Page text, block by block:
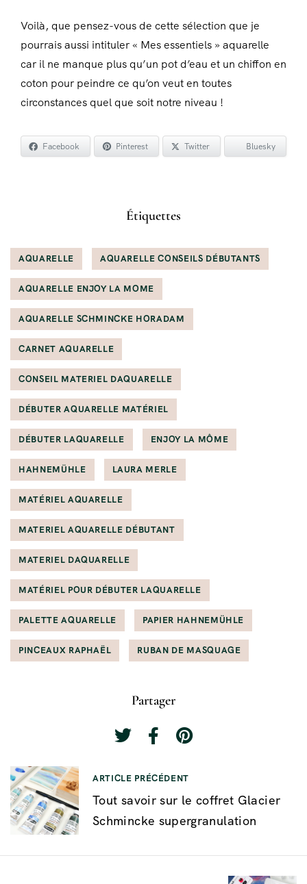
Voilà, que pensez-vous de cette sélection que je
pourrais aussi intituler « Mes essentiels » aquarelle
car il ne manque plus qu’un pot d’eau et un chiffon en
coton pour peindre ce qu’on veut en toutes
circonstances quel que soit notre niveau !
Facebook Pinterest Twitter Bluesky
Étiquettes
AQUARELLE AQUARELLE CONSEILS DÉBUTANTS
AQUARELLE ENJOY LA MOME
AQUARELLE SCHMINCKE HORADAM
CARNET AQUARELLE
CONSEIL MATERIEL DAQUARELLE
DÉBUTER AQUARELLE MATÉRIEL
DÉBUTER LAQUARELLE ENJOY LA MÔME
HAHNEMÜHLE LAURA MERLE
MATÉRIEL AQUARELLE
MATERIEL AQUARELLE DÉBUTANT
MATERIEL DAQUARELLE
MATÉRIEL POUR DÉBUTER LAQUARELLE
PALETTE AQUARELLE PAPIER HAHNEMÜHLE
PINCEAUX RAPHAËL RUBAN DE MASQUAGE
Partager
ARTICLE PRÉCÉDENT
Tout savoir sur le coffret Glacier
Schmincke supergranulation